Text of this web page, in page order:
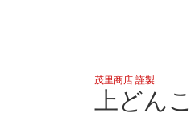
茂里商店 謹製
上どん